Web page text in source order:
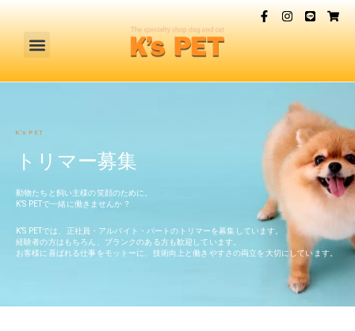
K's PET
トリマー募集
動物たちと飼い主様の笑顔のために。
K’S PETで一緒に働きませんか？
K’S PETでは、正社員・アルバイト・パートのトリマーを募集しています。
経験者の方はもちろん、ブランクのある方も歓迎しています。
お客様に喜ばれる仕事をモットーに、技術向上と働きやすさの両立を大切にしています。